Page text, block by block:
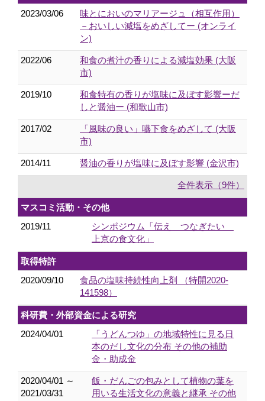
2023/03/06
味とにおいのマリアージュ（相互作用）
－おいしい減塩をめざしてー (オンライ
ン)
2022/06
和食の煮汁の香りによる減塩効果 (大阪
市)
2019/10
和食特有の香りが塩味に及ぼす影響ーだ
しと醤油ー (和歌山市)
2017/02
「風味の良い」嚥下食をめざして (大阪
市)
2014/11 醤油の香りが塩味に及ぼす影響 (金沢市)
全件表示（9件）
マスコミ活動・その他
2019/11
シンポジウム「伝え つなぎたい
上京の食文化」
取得特許
2020/09/10
食品の塩味持続性向上剤 （特開2020-
141598）
科研費・外部資金による研究
2024/04/01
「うどんつゆ」の地域特性に見る日
本のだし文化の分布 その他の補助
金・助成金
2020/04/01 ～
2021/03/31
飯・だんごの包みとして植物の葉を
用いる生活文化の意義と継承 その他